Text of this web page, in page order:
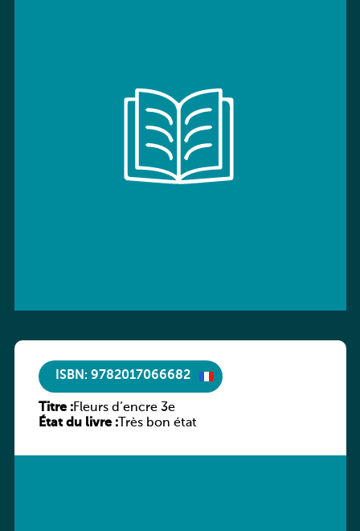
ISBN: 9782017066682
Titre :Fleurs d’encre 3e
État du livre :Très bon état